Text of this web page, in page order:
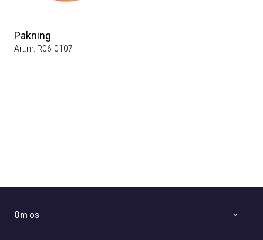
Pakning
Art.nr. R06-0107
Om os